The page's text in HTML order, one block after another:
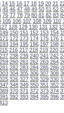
14 15 16 17 18 19 20 21
45 46 47 48 49 50 51 52
76 77 78 79 80 81 82 83
105 106 107 108 109 110
128 129 130 131 132
149 150 151 152 153 154
171 172 173 174 175 176
193 194 195 196 197 198
216 217 218 219 220
237 238 239 240 241 242
259 260 261 262 263 264
281 282 283 284 285 286
303 304 305 306 307 308
325 326 327 328 329 330
347 348 349 350 351 352
369 370 371 372 373 374
391 392 393 394 395 396